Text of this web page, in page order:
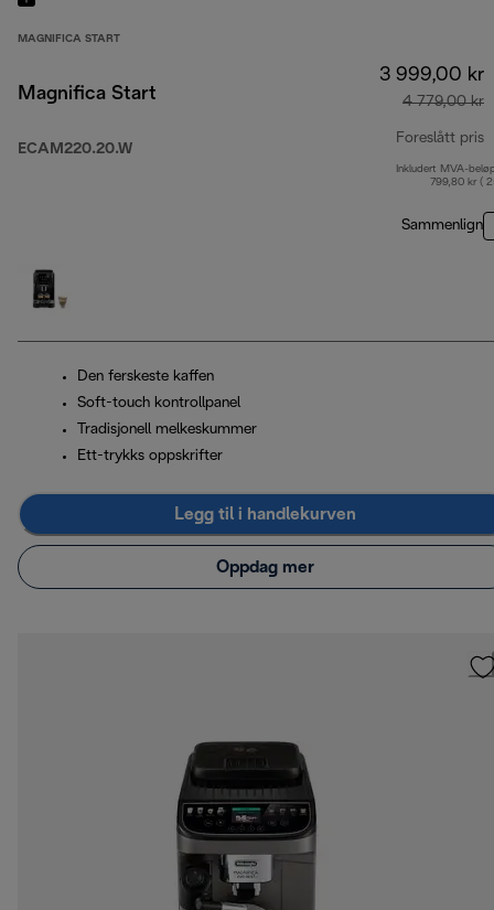
MAGNIFICA START
Magnifica Start
ECAM220.20.W
3 999,00 kr
4 779,00 kr
Foreslått pris
Inkludert MVA-
799,80 kr (
Sammenlign
Den ferskeste kaffen
Soft-touch kontrollpanel
Tradisjonell melkeskummer
Ett-trykks oppskrifter
Legg til i handlekurven
Oppdag mer